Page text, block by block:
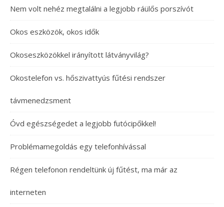
Nem volt nehéz megtalálni a legjobb ráülős porszívót
Okos eszközök, okos idők
Okoseszközökkel irányított látványvilág?
Okostelefon vs. hőszivattyús fűtési rendszer
távmenedzsment
Óvd egészségedet a legjobb futócipőkkel!
Problémamegoldás egy telefonhívással
Régen telefonon rendeltünk új fűtést, ma már az
interneten